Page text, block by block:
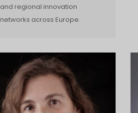
and regional innovation
networks across Europe.